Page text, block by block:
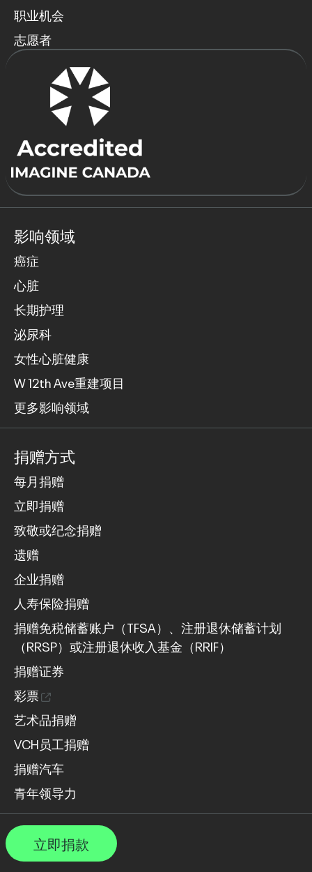
职业机会
志愿者
影响领域
癌症
心脏
长期护理
泌尿科
女性心脏健康
W 12th Ave重建项目
更多影响领域
捐赠方式
每月捐赠
立即捐赠
致敬或纪念捐赠
遗赠
企业捐赠
人寿保险捐赠
捐赠免税储蓄账户（TFSA）、注册退休储蓄计划
（RRSP）或注册退休收入基金（RRIF）
捐赠证券
彩票
艺术品捐赠
VCH员工捐赠
捐赠汽车
青年领导力
立即捐款